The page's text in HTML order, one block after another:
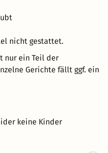
nicht gestattet.
nur ein Teil der
Gerichte fällt ggf. ein
keine Kinder